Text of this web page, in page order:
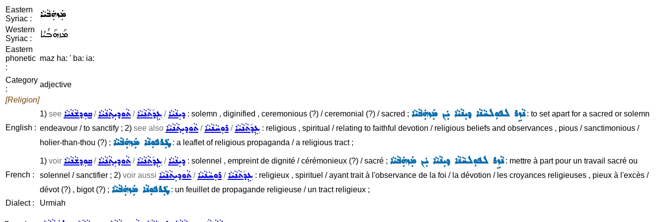
Eastern
Syriac :
ܡܲܙܗܲܒܵܝܵܐ
Western
Syriac :
ܡܰܙܗܰܒܳܝܳܐ
Eastern
phonetic
:
maz ha: ' ba: ia:
Category
:
adjective
[Religion]
English :
1) see ܩܘܼܕܫܵܢܵܝܵܐ/ܬܵܘܕܝܼܬ݂ܵܢܵܝܵܐ /ܥܹܕ݇ܬܵܢܵܝܵܐ /ܕܝܼܢܵܝܵܐ : solemn , diginified , ceremonious (?) / ceremonial (?) / sacred ; ܢܵܙܹܪ ܠܦܘܼܠܚܵܢܵܐ ܕܝܼܢܵܝܵܐ ܝܲܢ ܡܲܙܗܲܒܵܝܵܐ: to set apart for a sacred or solemn
endeavour / to sanctify ; 2) see also ܬܵܘܕܝܼܬ݂ܵܢܵܝܵܐ /ܪܘܼܚܵܢܵܝܵܐ /ܥܹܕ݇ܬܵܢܵܝܵܐ : religious , spiritual / relating to faithful devotion / religious beliefs and observances , pious / sanctimonious /
holier-than-thou (?) ; ܛܲܪܦܘܼܢܵܐ ܡܲܙܗܲܒܵܝܵܐ: a leaflet of religious propaganda / a religious tract ;
French :
1) voir ܩܘܼܕܫܵܢܵܝܵܐ/ܬܵܘܕܝܼܬ݂ܵܢܵܝܵܐ /ܥܹܕ݇ܬܵܢܵܝܵܐ /ܕܝܼܢܵܝܵܐ : solennel , empreint de dignité / cérémonieux (?) / sacré ; ܢܵܙܹܪ ܠܦܘܼܠܚܵܢܵܐ ܕܝܼܢܵܝܵܐ ܝܲܢ ܡܲܙܗܲܒܵܝܵܐ: mettre à part pour un travail sacré ou
solennel / sanctifier ; 2) voir aussi ܬܵܘܕܝܼܬܵܢܵܝܵܐ /ܪܘܼܚܵܢܵܝܵܐ /ܥܹܕ݇ܬܵܢܵܝܵܐ : religieux , spirituel / ayant trait à l'observance de la foi / la dévotion / les croyances religieuses , pieux à l'excès /
dévot (?) , bigot (?) ; ܛܲܪܦܘܼܢܵܐ ܡܲܙܗܲܒܵܝܵܐ: un feuillet de propagande religieuse / un tract religieux ;
Dialect :
Urmiah